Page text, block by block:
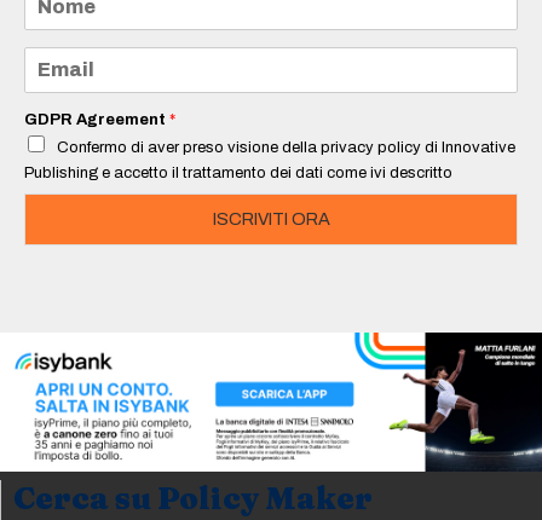
m
e
a
i
*
GDPR Agreement *
Confermo di aver preso visione della privacy policy di Innovative
Publishing e accetto il trattamento dei dati come ivi descritto
ISCRIVITI ORA
Cerca su Policy Maker